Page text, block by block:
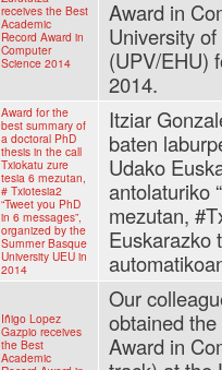
receives the Best
Academic
Record Award in
Computer
Science 2014
Award in
University
(UPV/EHU)
2014.
Award for the
best summary of
a doctoral PhD
thesis in the call
Txiokatu zure
tesia 6 mezutan,
# Txiotesia2
“Tweet you PhD
in 6 messages”,
organized by the
Summer Basque
University UEU in
2014
Itziar
baten
Udako
antolaturiko
mezutan,
Euskarazko
Iñigo Lopez
Gazpio receives
the Best
Academic
Our
obtained
Award in